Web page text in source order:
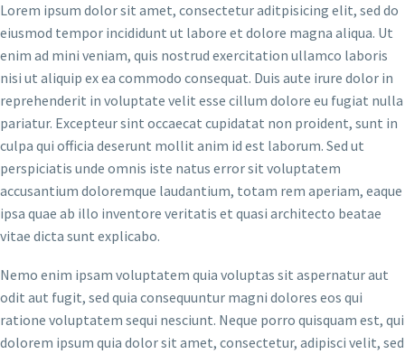
Lorem ipsum dolor sit amet, consectetur aditpisicing elit, sed do
eiusmod tempor incididunt ut labore et dolore magna aliqua. Ut
enim ad mini veniam, quis nostrud exercitation ullamco laboris
nisi ut aliquip ex ea commodo consequat. Duis aute irure dolor in
reprehenderit in voluptate velit esse cillum dolore eu fugiat nulla
pariatur. Excepteur sint occaecat cupidatat non proident, sunt in
culpa qui officia deserunt mollit anim id est laborum. Sed ut
perspiciatis unde omnis iste natus error sit voluptatem
accusantium doloremque laudantium, totam rem aperiam, eaque
ipsa quae ab illo inventore veritatis et quasi architecto beatae
vitae dicta sunt explicabo.
Nemo enim ipsam voluptatem quia voluptas sit aspernatur aut
odit aut fugit, sed quia consequuntur magni dolores eos qui
ratione voluptatem sequi nesciunt. Neque porro quisquam est, qui
dolorem ipsum quia dolor sit amet, consectetur, adipisci velit, sed